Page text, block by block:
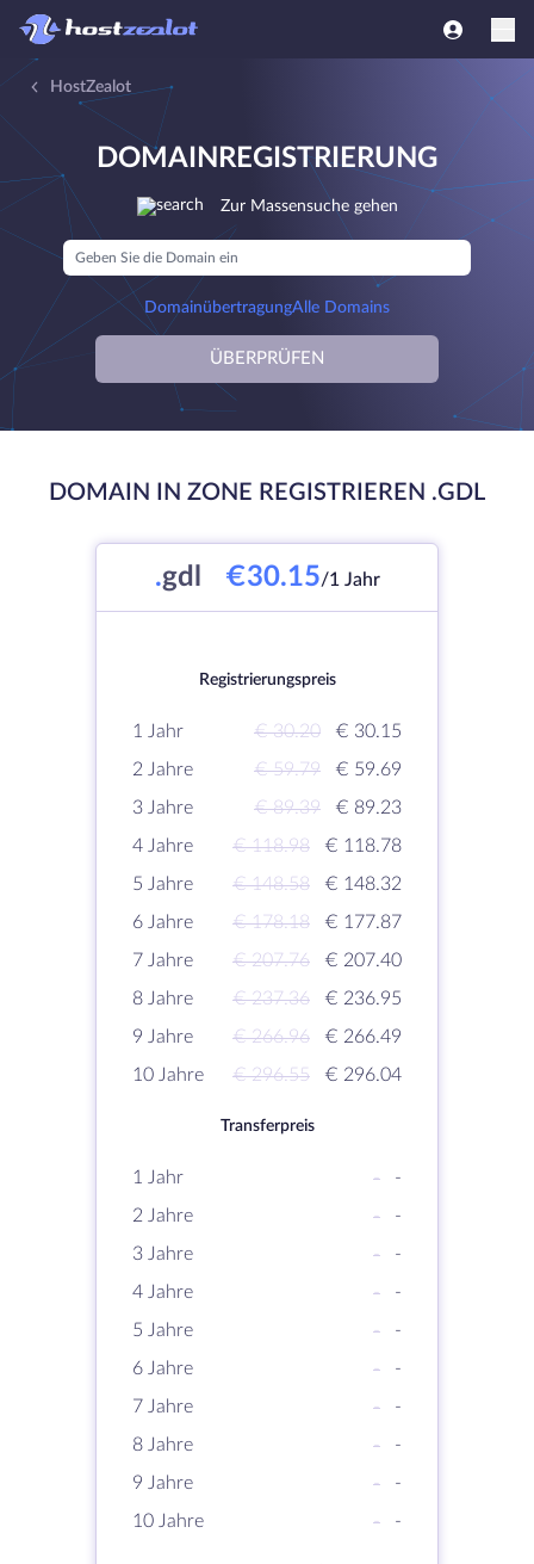
HostZealot
DOMAINREGISTRIERUNG
Zur Massensuche gehen
DomainübertragungAlle Domains
ÜBERPRÜFEN
DOMAIN IN ZONE REGISTRIEREN .GDL
.gdl €30.15/1 Jahr
Registrierungspreis
1 Jahr € 30.20
€ 30.15
2 Jahre
€ 59.79
€ 59.69
3 Jahre
€ 89.39
€ 89.23
4 Jahre
€ 118.98
€ 118.78
5 Jahre
€ 148.58
€ 148.32
6 Jahre
€ 178.18
€ 177.87
7 Jahre
€ 207.76
€ 207.40
8 Jahre
€ 237.36
€ 236.95
9 Jahre
€ 266.96
€ 266.49
10 Jahre
€ 296.55 € 296.04
Transferpreis
1 Jahr -
-
2 Jahre
-
-
3 Jahre
-
-
4 Jahre
-
-
5 Jahre
-
-
6 Jahre
-
-
7 Jahre
-
-
8 Jahre
-
-
9 Jahre
-
-
10 Jahre
- -